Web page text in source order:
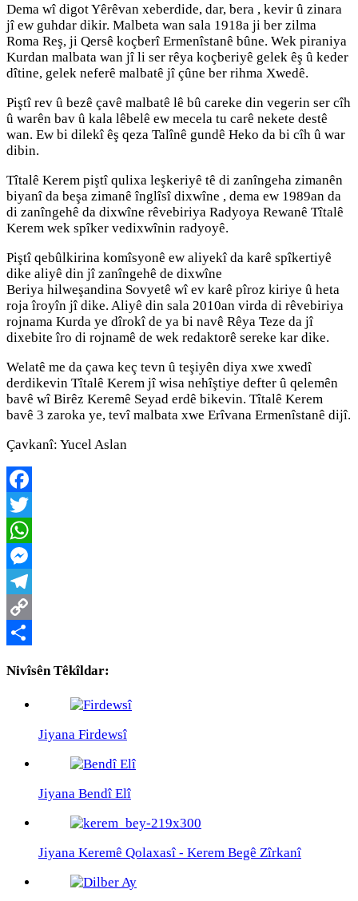
Dema wî digot Yêrêvan xeberdide, dar, bera , kevir û zinara
jî ew guhdar dikir. Malbeta wan sala 1918a ji ber zilma
Roma Reş, ji Qersê koçberî Ermenîstanê bûne. Wek piraniya
Kurdan malbata wan jî li ser rêya koçberiyê gelek êş û keder
dîtine, gelek neferê malbatê jî çûne ber rihma Xwedê.
Piştî rev û bezê çavê malbatê lê bû careke din vegerin ser cîh
û warên bav û kala lêbelê ew mecela tu carê nekete destê
wan. Ew bi dilekî êş qeza Talînê gundê Heko da bi cîh û war
dibin.
Tîtalê Kerem piştî qulixa leşkeriyê tê di zanîngeha zimanên
biyanî da beşa zimanê înglîsî dixwîne , dema ew 1989an da
di zanîngehê da dixwîne rêvebiriya Radyoya Rewanê Tîtalê
Kerem wek spîker vedixwînin radyoyê.
Piştî qebûlkirina komîsyonê ew aliyekî da karê spîkertiyê
dike aliyê din jî zanîngehê de dixwîne
Beriya hilweşandina Sovyetê wî ev karê pîroz kiriye û heta
roja îroyîn jî dike. Aliyê din sala 2010an virda di rêvebiriya
rojnama Kurda ye dîrokî de ya bi navê Rêya Teze da jî
dixebite îro di rojnamê de wek redaktorê sereke kar dike.
Welatê me da çawa keç tevn û teşiyên diya xwe xwedî
derdikevin Tîtalê Kerem jî wisa nehîştiye defter û qelemên
bavê wî Birêz Keremê Seyad erdê bikevin. Tîtalê Kerem
bavê 3 zaroka ye, tevî malbata xwe Erîvana Ermenîstanê dijî.
Çavkanî: Yucel Aslan
Facebook
Twitter
WhatsApp
Messenger
Telegram
Copy
Nivîsên Têkîldar:
Jiyana Firdewsî
Jiyana Bendî Elî
Jiyana Keremê Qolaxasî - Kerem Begê Zîrkanî